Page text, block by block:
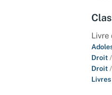
Livre
Droit /
Droit /